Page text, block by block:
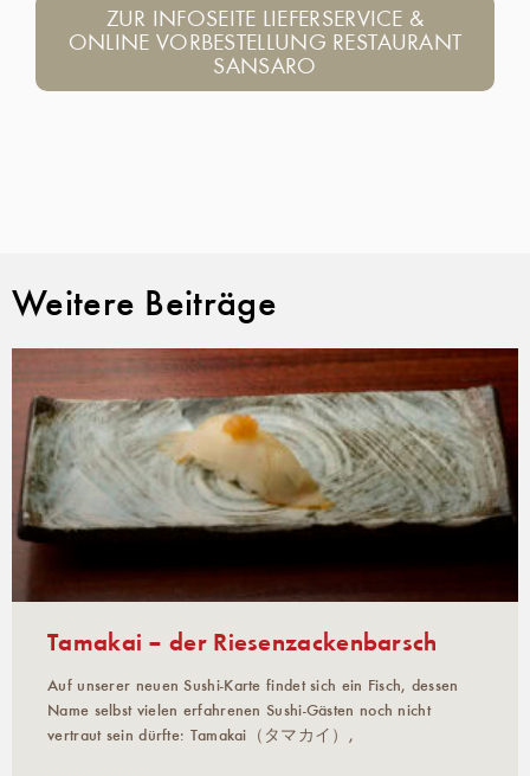
ZUR INFOSEITE LIEFERSERVICE &
ONLINE VORBESTELLUNG RESTAURANT
SANSARO
Weitere Beiträge
Tamakai – der Riesenzackenbarsch
Auf unserer neuen Sushi-Karte findet sich ein Fisch, dessen
Name selbst vielen erfahrenen Sushi-Gästen noch nicht
vertraut sein dürfte: Tamakai（タマカイ）,